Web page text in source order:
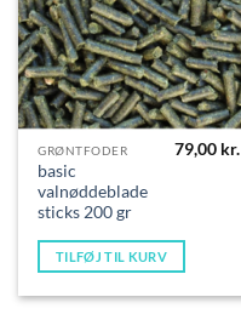
GRØNTFODER
basic
valnøddeblade
sticks 200 gr
79,00 kr.
TILFØJ TIL KURV